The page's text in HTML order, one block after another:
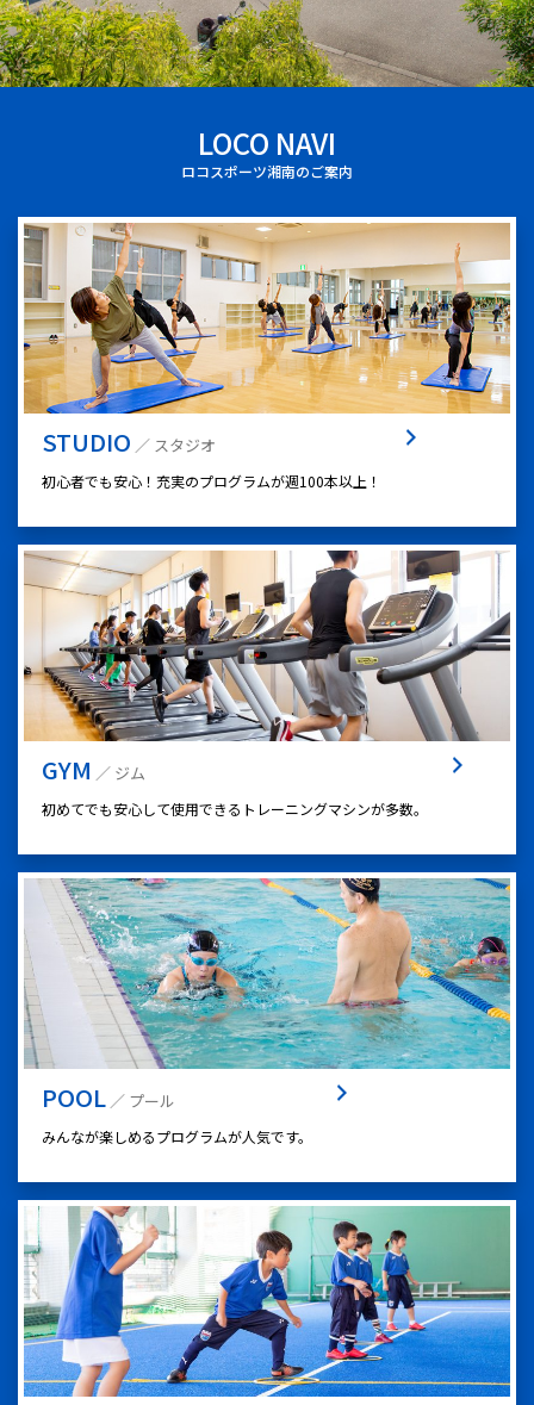
LOCO NAVI
ロコスポーツ湘南のご案内
STUDIO ／ スタジオ
初心者でも安心！充実のプログラムが週100本以上！
GYM ／ ジム
初めてでも安心して使用できるトレーニングマシンが多数。
POOL ／ プール
みんなが楽しめるプログラムが人気です。